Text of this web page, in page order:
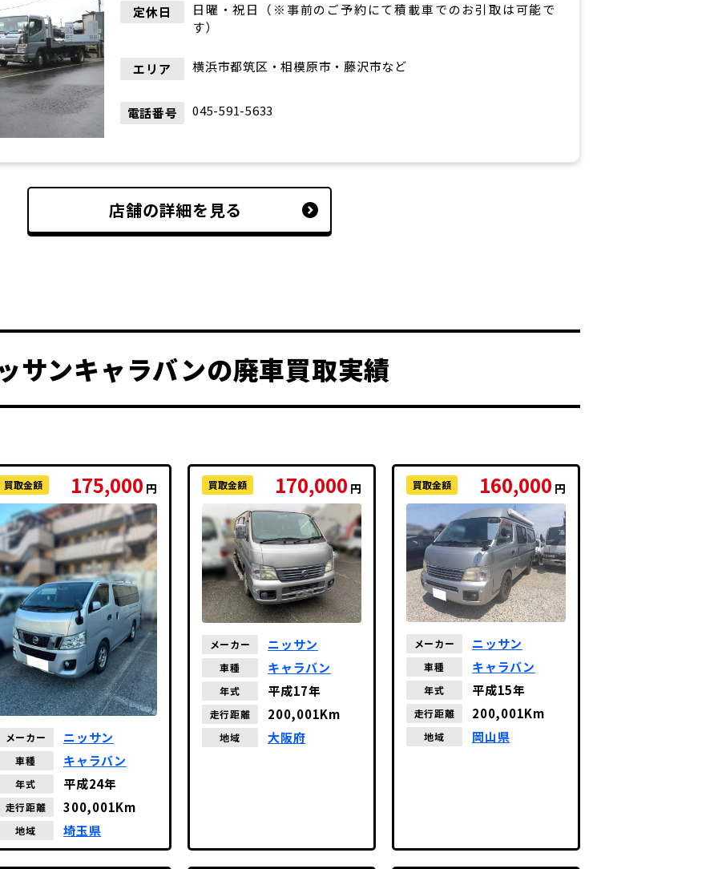
定休日
日曜・祝日（※事前のご予約にて積載車でのお引取は可能で
す）
エリア 横浜市都筑区・相模原市・藤沢市など
電話番号 045-591-5633
店舗の詳細を見る
サンキャラバンの廃車買取実績
買取金額 175,000 円
メーカー ニッサン
車種 キャラバン
年式 平成24年
走行距離 300,001Km
地域 埼玉県
買取金額 170,000 円
メーカー ニッサン
車種 キャラバン
年式 平成17年
走行距離 200,001Km
地域 大阪府
買取金額 160,000 円
メーカー ニッサン
車種 キャラバン
年式 平成15年
走行距離 200,001Km
地域 岡山県